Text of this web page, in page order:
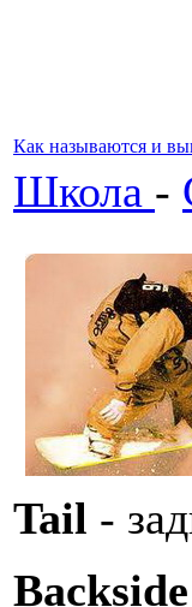
Как называются и
Школа -
Tail -
Backside